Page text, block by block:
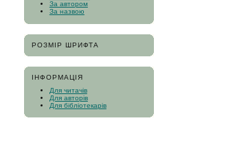
За автором
За назвою
РОЗМІР ШРИФТА
ІНФОРМАЦІЯ
Для читачів
Для авторів
Для бібліотекарів